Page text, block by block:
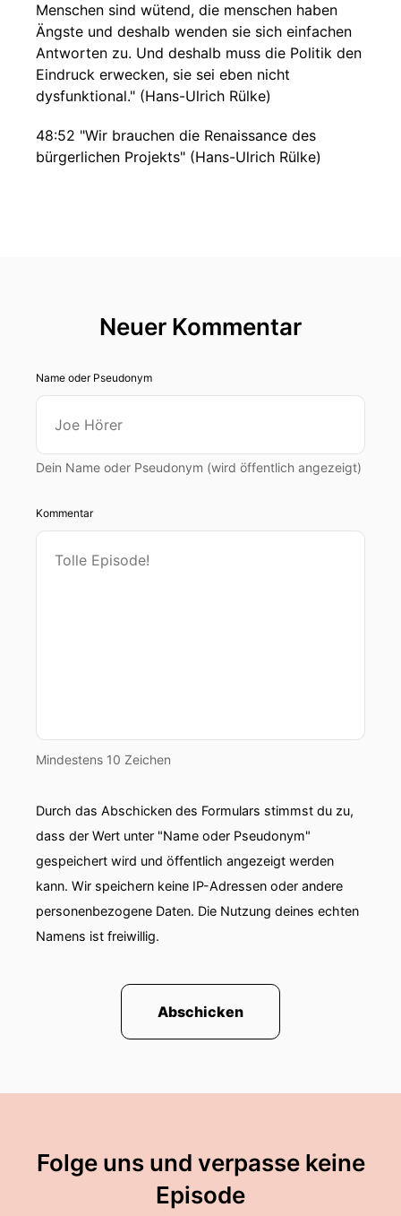
Menschen sind wütend, die menschen haben
Ängste und deshalb wenden sie sich einfachen
Antworten zu. Und deshalb muss die Politik den
Eindruck erwecken, sie sei eben nicht
dysfunktional." (Hans-Ulrich Rülke)
48:52 "Wir brauchen die Renaissance des
bürgerlichen Projekts" (Hans-Ulrich Rülke)
Neuer Kommentar
Name oder Pseudonym
Dein Name oder Pseudonym (wird öffentlich angezeigt)
Kommentar
Mindestens 10 Zeichen
Durch das Abschicken des Formulars stimmst du zu,
dass der Wert unter "Name oder Pseudonym"
gespeichert wird und öffentlich angezeigt werden
kann. Wir speichern keine IP-Adressen oder andere
personenbezogene Daten. Die Nutzung deines echten
Namens ist freiwillig.
Abschicken
Folge uns und verpasse keine
Episode